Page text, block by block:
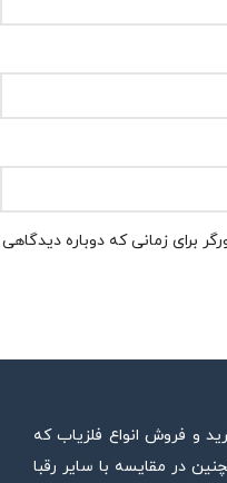
برای زمانی که دوباره دیدگاهی
و فروش انواع فلزیاب که
در مقایسه با سایر رقبا